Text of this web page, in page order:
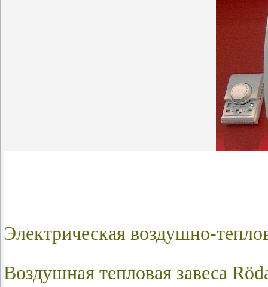
Электрическая воздушно-
Воздушная тепловая завеса